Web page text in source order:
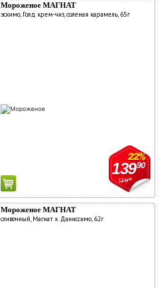
Мороженое МАГНАТ
эскимо, Голд крем-чиз, соленая карамель, 65г
17990
22%
13990
Мороженое МАГНАТ
сливочный, Магнат х Даниссимо, 62г